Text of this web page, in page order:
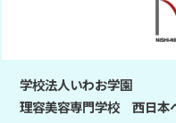
学校法人いわお学園
理容美容専門学校 西日本